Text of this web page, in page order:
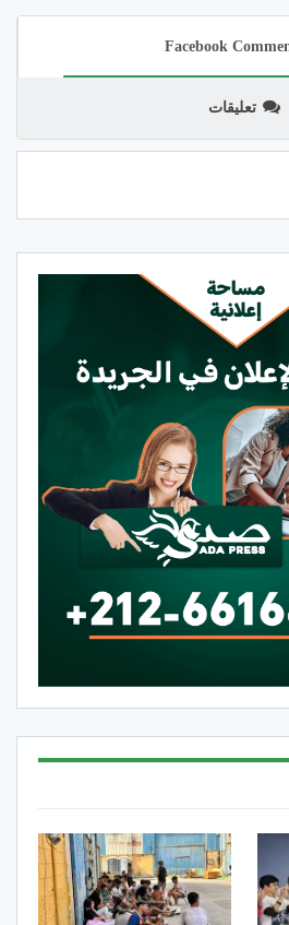
Facebook
تعليقات